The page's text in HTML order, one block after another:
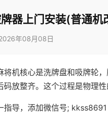
器上门安装(普通机
年08月08日
机核心是洗牌盘和吸牌轮
放整齐。这个过程是物理性
导，添加微信号; kkss8691